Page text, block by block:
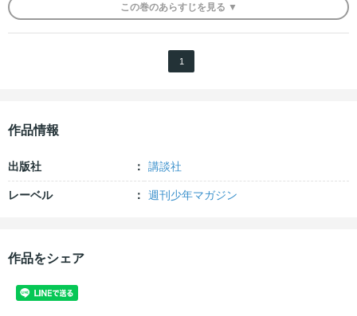
この巻のあらすじを 見る ▼
1
作品情報
出版社 講談社
レーベル 週刊少年マガジン
作品をシェア